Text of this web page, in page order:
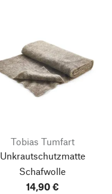
Tobias Tumfart
Unkrautschutzmatte
Schafwolle
14,90 €